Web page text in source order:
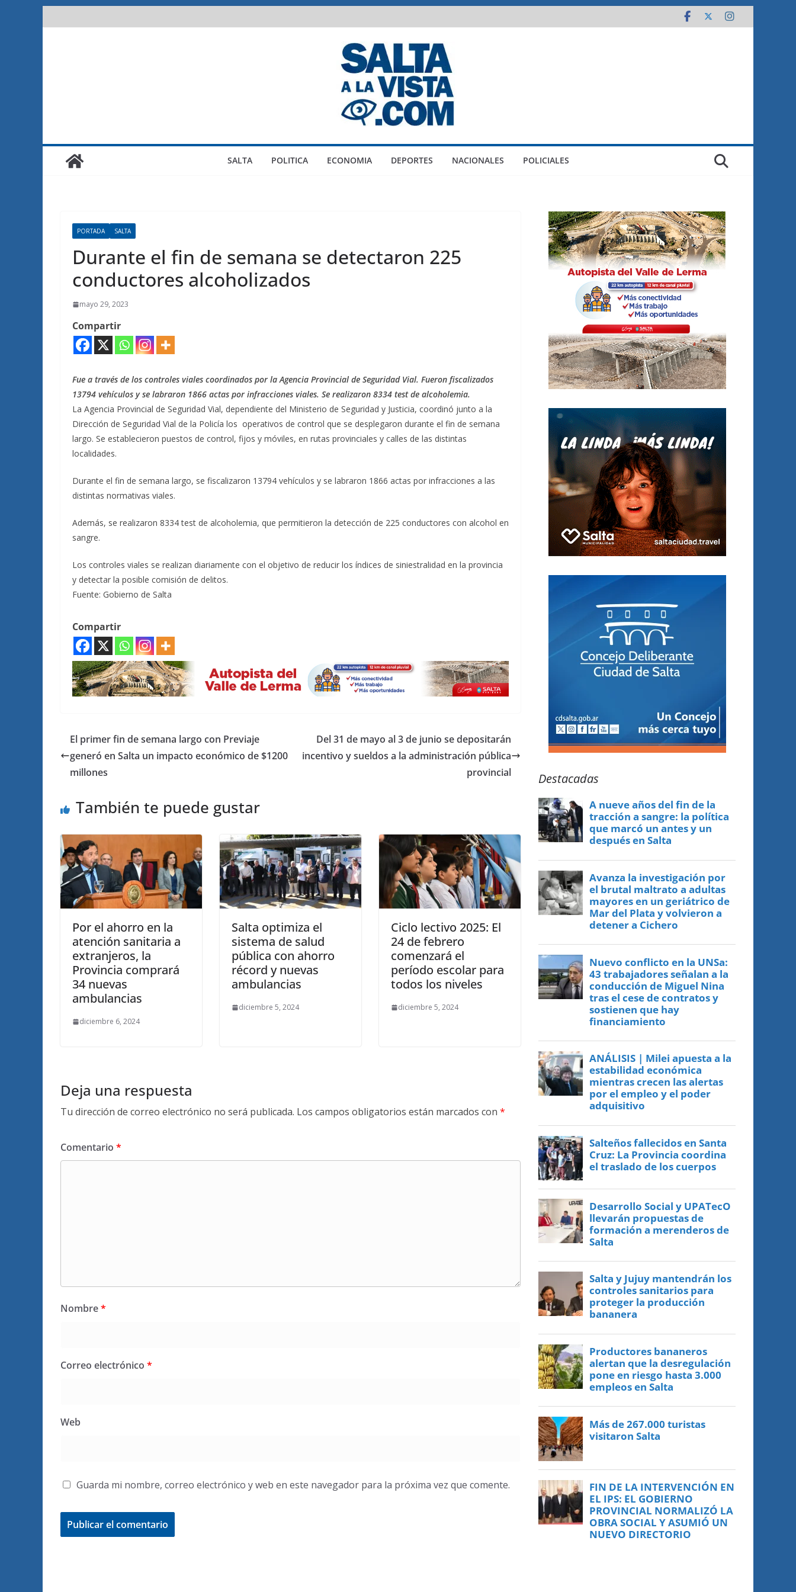
al
SALTA POLITICA ECONOMIA DEPORTES NACIONALES POLICIALES
PORTADA SALTA
Durante el fin de semana se detectaron 225
conductores alcoholizados
mayo 29, 2023
Compartir
Fue a través de los controles viales coordinados por la Agencia Provincial de Seguridad Vial. Fueron fiscalizados
13794 vehículos y se labraron 1866 actas por infracciones viales. Se realizaron 8334 test de alcoholemia.
La Agencia Provincial de Seguridad Vial, dependiente del Ministerio de Seguridad y Justicia, coordinó junto a la
Dirección de Seguridad Vial de la Policía los operativos de control que se desplegaron durante el fin de semana
largo. Se establecieron puestos de control, fijos y móviles, en rutas provinciales y calles de las distintas
localidades.
Durante el fin de semana largo, se fiscalizaron 13794 vehículos y se labraron 1866 actas por infracciones a las
distintas normativas viales.
Además, se realizaron 8334 test de alcoholemia, que permitieron la detección de 225 conductores con alcohol en
sangre.
Los controles viales se realizan diariamente con el objetivo de reducir los índices de siniestralidad en la provincia
y detectar la posible comisión de delitos.
Fuente: Gobierno de Salta
Compartir
El primer fin de semana largo con Previaje
generó en Salta un impacto económico de $1200
millones
Del 31 de mayo al 3 de junio se depositarán
incentivo y sueldos a la administración pública
provincial
También te puede gustar
Por el ahorro en la
atención sanitaria a
extranjeros, la
Provincia comprará
34 nuevas
ambulancias
diciembre 6, 2024
Salta optimiza el
sistema de salud
pública con ahorro
récord y nuevas
ambulancias
diciembre 5, 2024
Ciclo lectivo 2025: El
24 de febrero
comenzará el
período escolar para
todos los niveles
diciembre 5, 2024
Deja una respuesta
Tu dirección de correo electrónico no será publicada. Los campos obligatorios están marcados con *
Comentario *
Nombre*
Correo electrónico *
Web
Guarda mi nombre, correo electrónico y web en este navegador para la próxima vez que comente.
Destacadas